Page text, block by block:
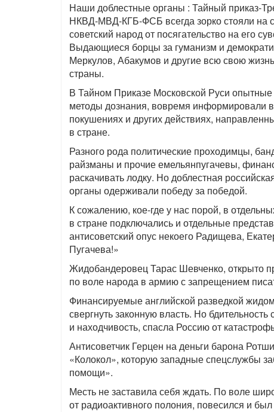
Наши доблестные органы : Тайный приказ-
НКВД-МВД-КГБ-ФСБ всегда зорко стояли на
советский народ от посягательство на его
Выдающиеся борцы за гуманизм и
Меркулов, Абакумов и другие всю свою
страны.
В Тайном Приказе Московской Руси
методы дознания, вовремя информировали
покушениях и других действиях,
в стране.
Разного рода политические проходимцы,
райзманы и прочие емельянпугачевы,
раскачивать лодку. Но доблестная
органы одерживали победу за победой.
К сожалению, кое-где у нас порой, в
в стране подключались и отдельные
антисоветский опус некоего Радищева,
Пугачева!»
Жидобандеровец Тарас Шевченко, открыто
по воле народа в армию с запрещением
Финансируемые английской разведкой
свергнуть законную власть. Но
и находчивость, спасла Россию от
Антисоветчик Герцен на деньги барона
«Колокол», которую западные спецслужбы
помощи».
Месть не заставила себя ждать. По воле
от радиоактивного полония, повесился и